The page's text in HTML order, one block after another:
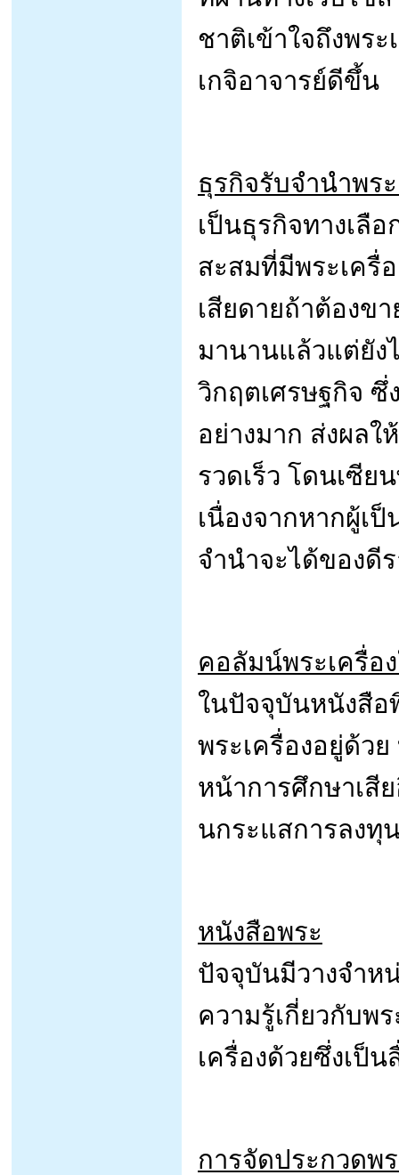
ชาติเข้าใจถึงพร
เกจิอาจารย์ดีขึ้น
ธุรกิจรับจำนำพร
เป็นธุรกิจทางเลื
สะสมที่มีพระเครื่
เสียดายถ้าต้องข
มานานแล้วแต่ยัง
วิกฤตเศรษฐกิจ
อย่างมาก ส่งผลใ
รวดเร็ว โดนเซีย
เนื่องจากหากผู้เ
จำนำจะได้ของดี
คอลัมน์พระเครื่อ
ในปัจจุบันหนังสื
พระเครื่องอยู่ด้ว
หน้าการศึกษาเสี
นกระแสการลงทุ
หนังสือพระ
ปัจจุบันมีวางจำห
ความรู้เกี่ยวกับพ
เครื่องด้วยซึ่งเป็
การจัดประกวดพ